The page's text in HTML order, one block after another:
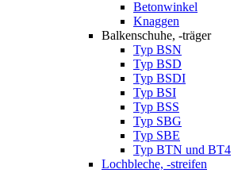
Betonwinkel
Knaggen
Balkenschuhe, -träger
Typ BSN
Typ BSD
Typ BSDI
Typ BSI
Typ BSS
Typ SBG
Typ SBE
Typ BTN und BT4
Lochbleche, -streifen